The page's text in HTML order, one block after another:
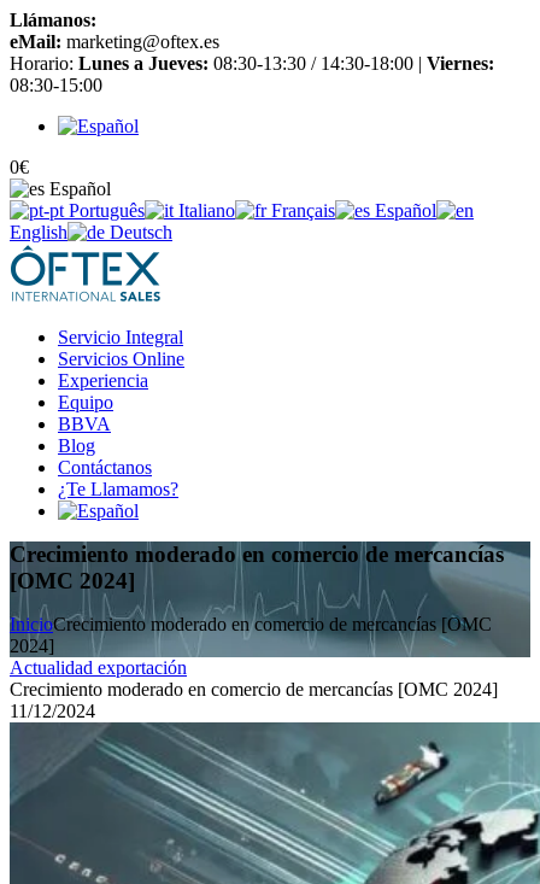
Llámanos:
eMail: marketing@oftex.es
Horario: Lunes a Jueves: 08:30-13:30 / 14:30-18:00 | Viernes:
08:30-15:00
0€
Español
Português
Italiano Français
Español
English
Deutsch
Servicio Integral
Servicios Online
Experiencia
Equipo
BBVA
Blog
Contáctanos
¿Te Llamamos?
Crecimiento moderado en comercio de mercancías
[OMC 2024]
InicioCrecimiento moderado en comercio de mercancías [OMC
2024]
Actualidad exportación
Crecimiento moderado en comercio de mercancías [OMC 2024]
11/12/2024